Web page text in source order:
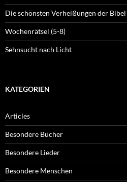
Die schönsten Verheißungen der Bibel
Wochenrätsel (5-8)
Sehnsucht nach Licht
KATEGORIEN
Articles
Besondere Bücher
Besondere Lieder
Besondere Menschen